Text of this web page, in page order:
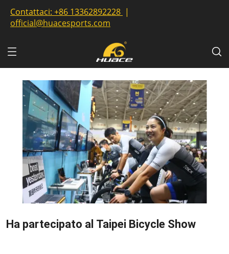
Contattaci: +86 13362892228 |
official@huacesports.com
Ha partecipato al Taipei Bicycle Show